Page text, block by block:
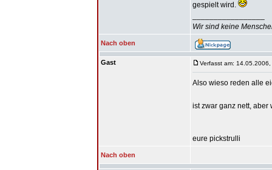
gespielt wird.
Wir sind keine
Nach oben
Gast Verfasst am:
Also wieso reden alle
ist zwar ganz nett,
eure pickstrulli
Nach oben